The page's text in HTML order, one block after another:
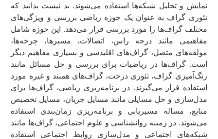
نمایش و تحلیل شبکه‌ها استفاده می‌شوند. بد نیست بدانید که
تئوری گراف به عنوان یک حوزه ریاضی بررسی و ویژگی‌های
مختلف گراف‌ها را مورد بررسی قرار می‌دهد. این حوزه شامل
مفاهیمی مانند درجه راس، اتصالات، مسیرها، چرخه‌ها،
مولفه‌های متصل، گراف‌های اقلیدسی و بسیاری مفاهیم دیگر
است. گراف‌ها در ریاضیات برای بررسی و حل مسائل مانند
رنگ‌آمیزی گراف، تئوری درخت، گراف‌های همبند و غیره مورد
استفاده قرار می‌گیرند. در برنامه‌ریزی ریاضی، گراف‌ها برای
مدل‌سازی و حل مسایلی مانند مسایل جریان، مسایل تخصیص
منابع، مساله مسیریابی و برنامه‌ریزی زمان‌بندی استفاده
می‌شوند. در زمینه روانشناسی و علوم اجتماعی، گراف‌ها مانند
شبکه‌های اجتماعی و مدل‌سازی روابط اجتماعی استفاده